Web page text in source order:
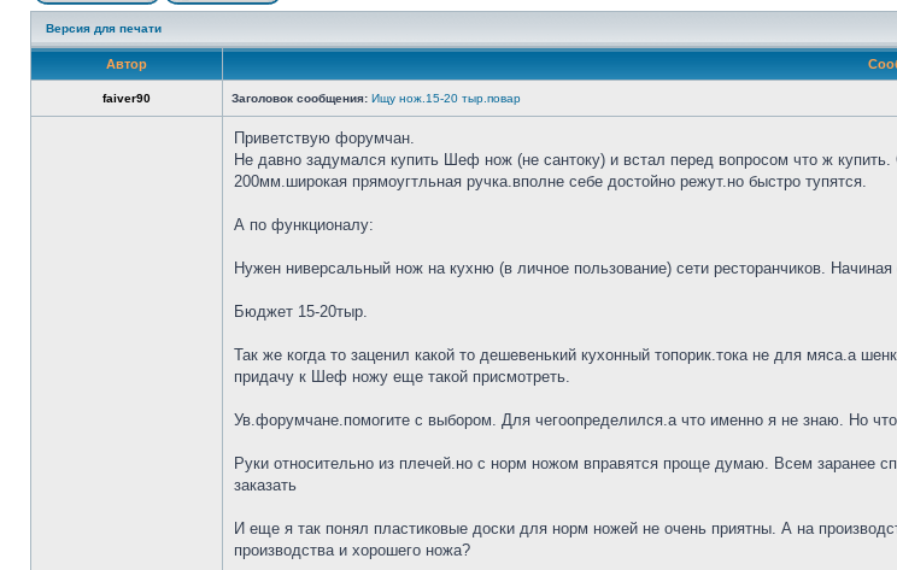
Версия для печати
Автор
faiver90 Заголовок сообщения: Ищу нож.15-20 тыр.повар
Приветствую форумчан.
Не давно задумался купить Шеф нож (не сантоку) и встал перед вопросом что ж
200мм.широкая прямоугтльная ручка.вполне себе достойно режут.но быстро тупятся.
А по функционалу:
Нужен ниверсальный нож на кухню (в личное пользование) сети ресторанчиков.
Бюджет 15-20тыр.
Так же когда то заценил какой то дешевенький кухонный топорик.тока не для мяса.а
придачу к Шеф ножу еще такой присмотреть.
Ув.форумчане.помогите с выбором. Для чегоопределился.а что именно я не знаю. Но
Руки относительно из плечей.но с норм ножом вправятся проще думаю. Всем заранее
заказать
И еще я так понял пластиковые доски для норм ножей не очень приятны. А на
производства и хорошего ножа?